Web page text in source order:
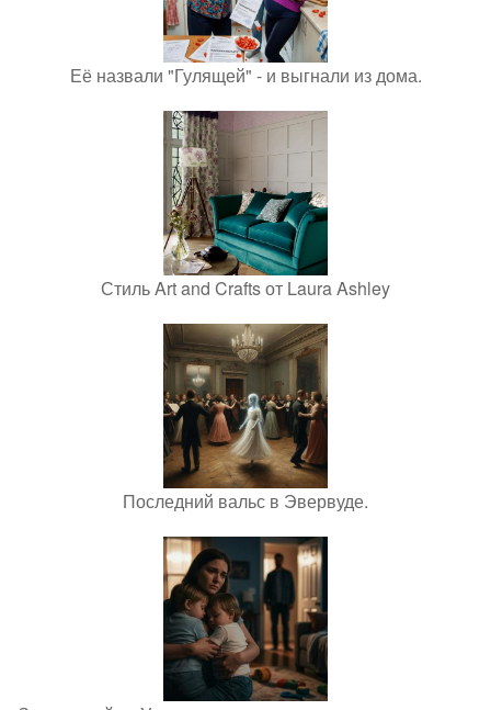
Её назвали "Гулящей" - и выгнали из дома.
Стиль Art and Crafts от Laura Ashley
Последний вальс в Эвервуде.